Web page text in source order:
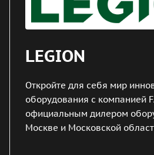
LEGION
Откройте для себя мир
оборудования с компанией
официальным дилером
Москве и Московской